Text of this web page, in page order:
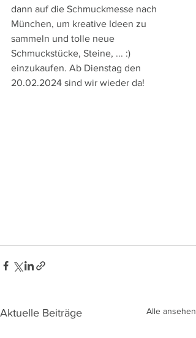
dann auf die Schmuckmesse nach
München, um kreative Ideen zu
sammeln und tolle neue
Schmuckstücke, Steine, ... :)
einzukaufen. Ab Dienstag den
20.02.2024 sind wir wieder da!
Aktuelle Beiträge Alle ansehen